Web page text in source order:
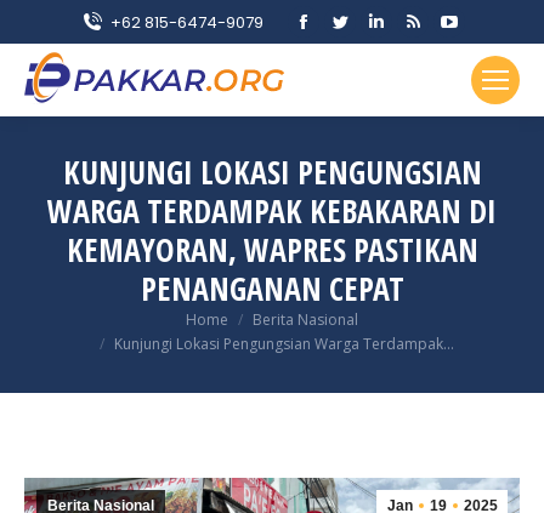
+62 815-6474-9079
Facebook
in
window
Twitter
in
window
Linkedin
in
window
Rss
opens
in
window
YouTube
page
opens
in
window
KUNJUNGI LOKASI PENGUNGSIAN
WARGA TERDAMPAK KEBAKARAN DI
KEMAYORAN, WAPRES PASTIKAN
PENANGANAN CEPAT
Home
Berita Nasional
Kunjungi Lokasi Pengungsian Warga Terdampak…
Jan 19 2025
Berita Nasional